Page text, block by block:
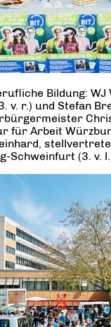
Bildung:
v. r.) und Stefan
für Arbeit
Schweinfurt (3. v.